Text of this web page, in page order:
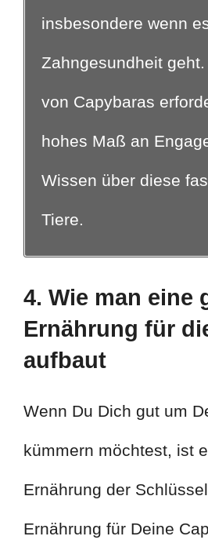
insbesondere wenn
Zahngesundheit
von Capybaras
hohes Maß an
Wissen über diese
Tiere.
4. Wie man eine
Ernährung für
aufbaut
Wenn Du Dich gut um
kümmern möchtest, ist
Ernährung der
Ernährung für Deine